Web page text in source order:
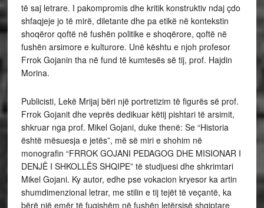
të saj letrare. I pakompromis dhe kritik konstruktiv ndaj çdo
shfaqjeje jo të mirë, diletante dhe pa etikë në kontekstin
shoqëror qoftë në fushën politike e shoqërore, qoftë në
fushën arsimore e kulturore. Unë kështu e njoh profesor
Frrok Gojanin tha në fund të kumtesës së tij, prof. Hajdin
Morina.
Publicisti, Lekë Mrijaj bëri një portretizim të figurës së prof.
Frrok Gojanit dhe veprës dedikuar këtij pishtari të arsimit,
shkruar nga prof. Mikel Gojani, duke thenë: Se “Historia
është mësuesja e jetës”, më së miri e shohim në
monografin “FRROK GOJANI PEDAGOG DHE MISIONAR I
DENJË I SHKOLLËS SHQIPE” të studjuesi dhe shkrimtari
Mikel Gojani. Ky autor, edhe pse vokacion kryesor ka artin
shumdimenzional letrar, me stilin e tij tejët të veçantë, ka
bërë një emër të fuqishëm në fushën letërsisë shqiptare